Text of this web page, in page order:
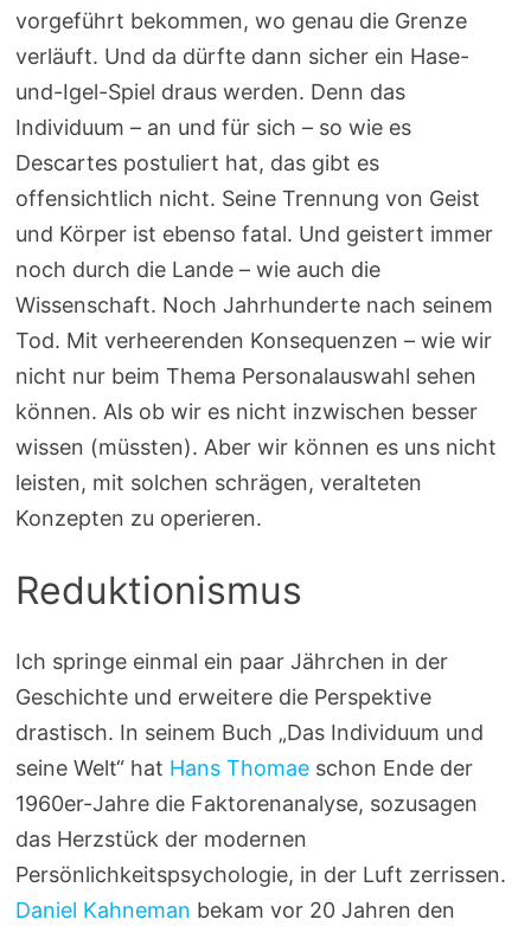
vorgeführt bekommen, wo genau die Grenze
verläuft. Und da dürfte dann sicher ein Hase-
und-Igel-Spiel draus werden. Denn das
Individuum – an und für sich – so wie es
Descartes postuliert hat, das gibt es
offensichtlich nicht. Seine Trennung von Geist
und Körper ist ebenso fatal. Und geistert immer
noch durch die Lande – wie auch die
Wissenschaft. Noch Jahrhunderte nach seinem
Tod. Mit verheerenden Konsequenzen – wie wir
nicht nur beim Thema Personalauswahl sehen
können. Als ob wir es nicht inzwischen besser
wissen (müssten). Aber wir können es uns nicht
leisten, mit solchen schrägen, veralteten
Konzepten zu operieren.
Reduktionismus
Ich springe einmal ein paar Jährchen in der
Geschichte und erweitere die Perspektive
drastisch. In seinem Buch „Das Individuum und
seine Welt“ hat Hans Thomae schon Ende der
1960er-Jahre die Faktorenanalyse, sozusagen
das Herzstück der modernen
Persönlichkeitspsychologie, in der Luft zerrissen.
Daniel Kahneman bekam vor 20 Jahren den